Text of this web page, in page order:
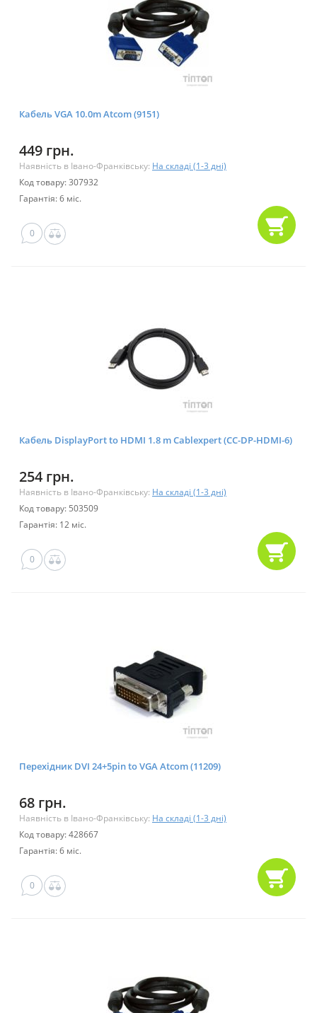
Кабель VGA 10.0m Atcom (9151)
449 грн.
Наявність в Івано-Франківську: На складі (1-3 дні)
Код товару: 307932
Гарантія: 6 міс.
0
Кабель DisplayPort to HDMI 1.8 m Cablexpert (CC-DP-HDMI-6)
254 грн.
Наявність в Івано-Франківську: На складі (1-3 дні)
Код товару: 503509
Гарантія: 12 міс.
0
Перехідник DVI 24+5pin to VGA Atcom (11209)
68 грн.
Наявність в Івано-Франківську: На складі (1-3 дні)
Код товару: 428667
Гарантія: 6 міс.
0